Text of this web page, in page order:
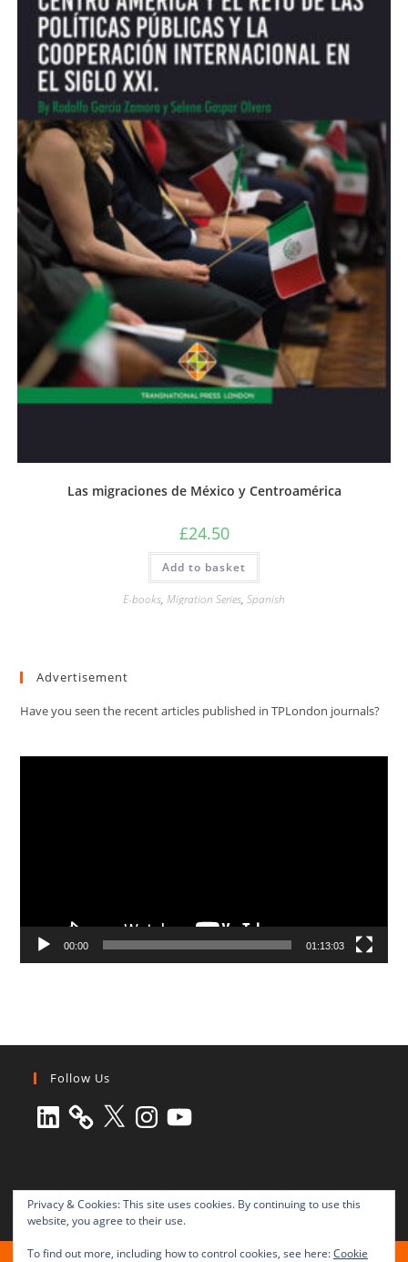
Las migraciones de México y Centroamérica
£24.50
Add to basket
E-books, Migration Series, Spanish
Advertisement
Have you seen the recent articles published in TPLondon journals?
00:00 01:13:03
Follow Us
LinkedIn X Instagram
YouTube
Privacy & Cookies: This site uses cookies. By continuing to use this
website, you agree to their use.
To find out more, including how to control cookies, see here:Cookie